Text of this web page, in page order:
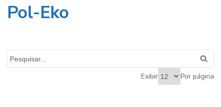
Pol-Eko
Exibir Por página